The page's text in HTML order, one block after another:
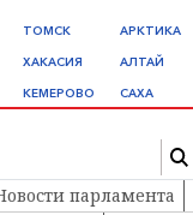
ТОМСК
ХАКАСИЯ
КЕМЕРОВО
АРКТИКА
АЛТАЙ
САХА
парламента